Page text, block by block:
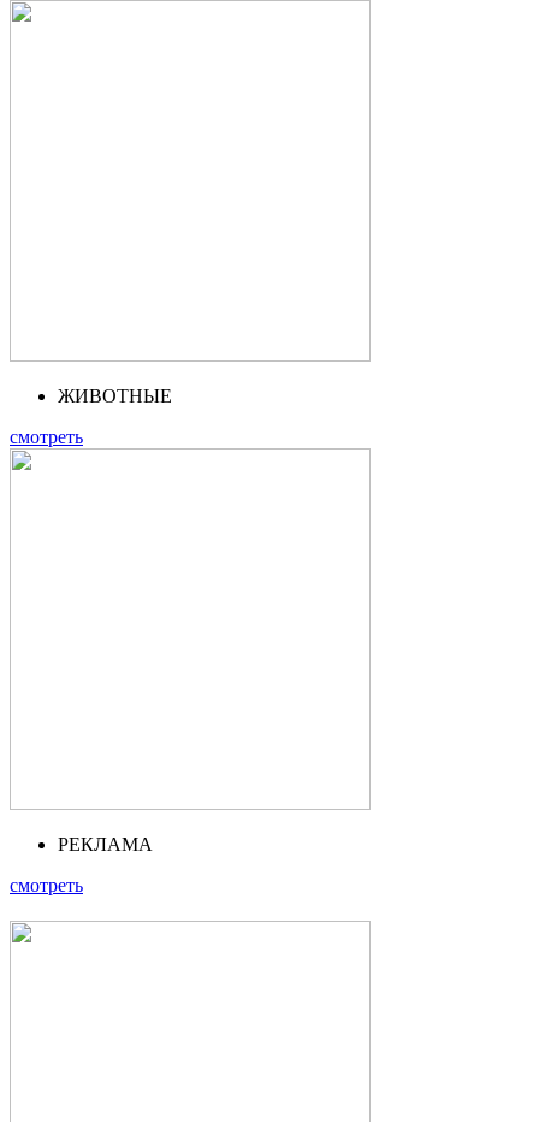
ЖИВОТНЫЕ
смотреть
РЕКЛАМА
смотреть